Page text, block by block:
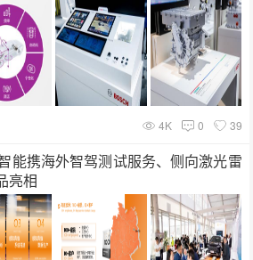
4K 0 39
能携海外智驾测试服务、侧向激光雷
亮相